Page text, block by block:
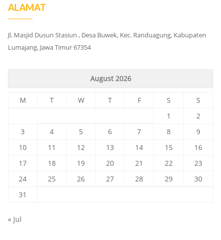
ALAMAT
Jl. Masjid Dusun Stasiun , Desa Buwek, Kec. Randuagung, Kabupaten
Lumajang, Jawa Timur 67354
August 2026
M T W T F S
S
1
2
3
4 5 6 7 8
9
10
11 12 13 14 15
16
17
18 19 20 21 22
23
24
25 26 27 28 29
30
31
« Jul